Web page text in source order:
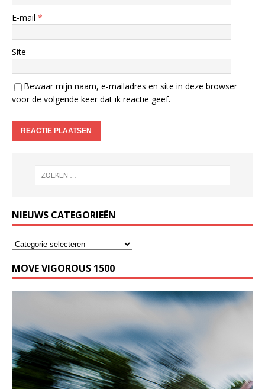
E-mail *
Site
Bewaar mijn naam, e-mailadres en site in deze browser
voor de volgende keer dat ik reactie geef.
NIEUWS CATEGORIEËN
MOVE VIGOROUS 1500